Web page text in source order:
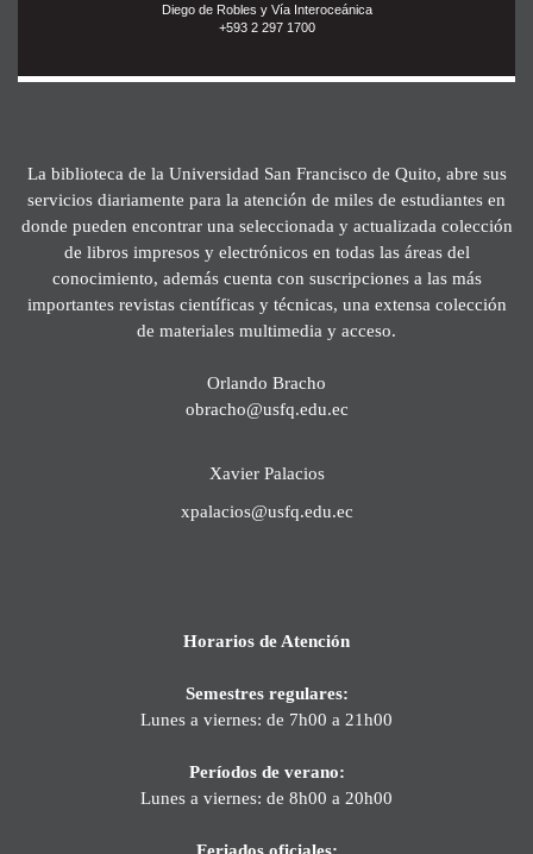
Diego de Robles y Vía Interoceánica
+593 2 297 1700
La biblioteca de la Universidad San Francisco de Quito, abre sus
servicios diariamente para la atención de miles de estudiantes en
donde pueden encontrar una seleccionada y actualizada colección
de libros impresos y electrónicos en todas las áreas del
conocimiento, además cuenta con suscripciones a las más
importantes revistas científicas y técnicas, una extensa colección
de materiales multimedia y acceso.
Orlando Bracho
obracho@usfq.edu.ec
Xavier Palacios
xpalacios@usfq.edu.ec
Horarios de Atención
Semestres regulares:
Lunes a viernes: de 7h00 a 21h00
Períodos de verano:
Lunes a viernes: de 8h00 a 20h00
Feriados oficiales: